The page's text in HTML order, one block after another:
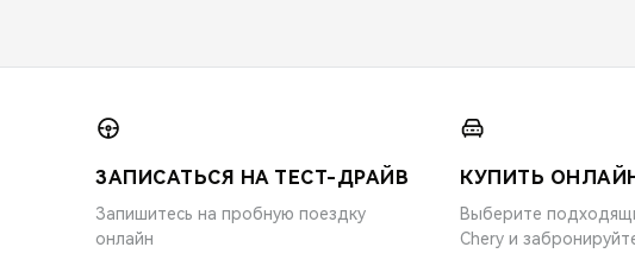
ЗАПИСАТЬСЯ НА ТЕСТ-ДРАЙВ
Запишитесь на пробную поездку
онлайн
КУПИТЬ
Выберите
Chery и